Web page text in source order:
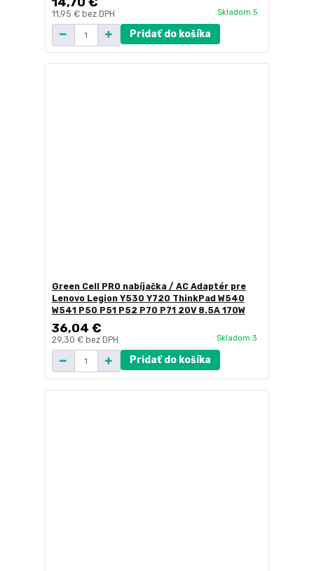
11,95 € bez DPH Skladom 5
Pridať do košíka
Green Cell PRO nabíjačka / AC Adaptér pre
Lenovo Legion Y530 Y720 ThinkPad W540
W541 P50 P51 P52 P70 P71 20V 8.5A 170W
36,04 €
29,30 € bez DPH Skladom 3
Pridať do košíka